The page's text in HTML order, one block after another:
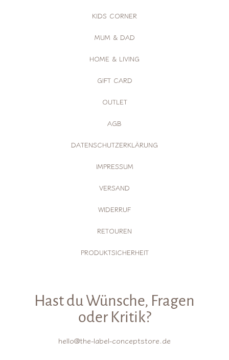
KIDS CORNER
MUM & DAD
HOME & LIVING
GIFT CARD
OUTLET
AGB
DATENSCHUTZERKLÄRUNG
IMPRESSUM
VERSAND
WIDERRUF
RETOUREN
PRODUKTSICHERHEIT
Hast du Wünsche, Fragen
oder Kritik?
hello@the-label-conceptstore.de